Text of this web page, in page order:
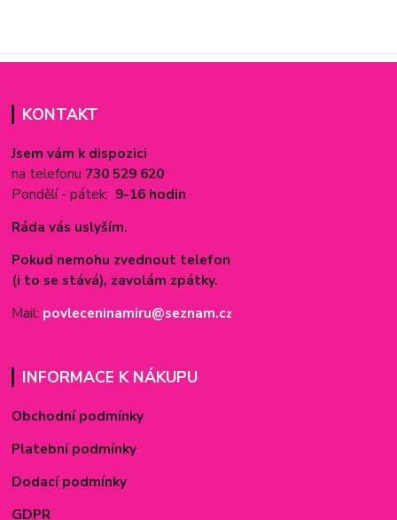
KONTAKT
Jsem vám k dispozici
na telefonu 730 529 620
Pondělí - pátek: 9-16 hodin
Ráda vás uslyším.
Pokud nemohu zvednout telefon
(i to se stává), zavolám zpátky.
Mail: povleceninamiru@seznam.cz
INFORMACE K NÁKUPU
Obchodní podmínky
Platební podmínky
Dodací podmínky
GDPR